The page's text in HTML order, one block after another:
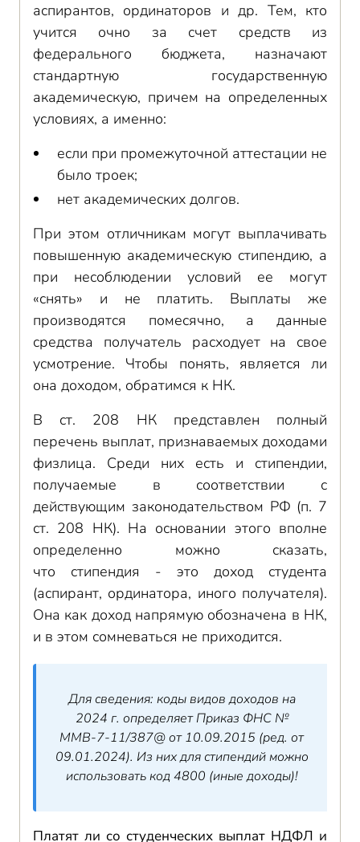
аспирантов, ординаторов и др. Тем, кто
учится очно за счет средств из
федерального бюджета, назначают
стандартную государственную
академическую, причем на определенных
условиях, а именно:
если при промежуточной аттестации не
было троек;
нет академических долгов.
При этом отличникам могут выплачивать
повышенную академическую стипендию, а
при несоблюдении условий ее могут
«снять» и не платить. Выплаты же
производятся помесячно, а данные
средства получатель расходует на свое
усмотрение. Чтобы понять, является ли
она доходом, обратимся к НК.
В ст. 208 НК представлен полный
перечень выплат, признаваемых доходами
физлица. Среди них есть и стипендии,
получаемые в соответствии с
действующим законодательством РФ (п. 7
ст. 208 НК). На основании этого вполне
определенно можно сказать,
что стипендия - это доход студента
(аспирант, ординатора, иного получателя).
Она как доход напрямую обозначена в НК,
и в этом сомневаться не приходится.
Для сведения: коды видов доходов на
2024 г. определяет Приказ ФНС №
ММВ-7-11/387@ от 10.09.2015 (ред. от
09.01.2024). Из них для стипендий можно
использовать код 4800 (иные доходы)!
Платят ли со студенческих выплат НДФЛ и